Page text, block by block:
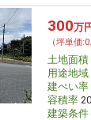
300万
（坪単価
土地面積
用途地域
建ぺい率
容積率
建築条件